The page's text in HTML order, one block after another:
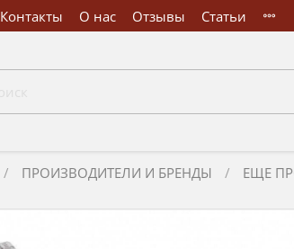
Контакты О нас Отзывы Статьи
ПРОИЗВОДИТЕЛИ И БРЕНДЫ ЕЩЕ